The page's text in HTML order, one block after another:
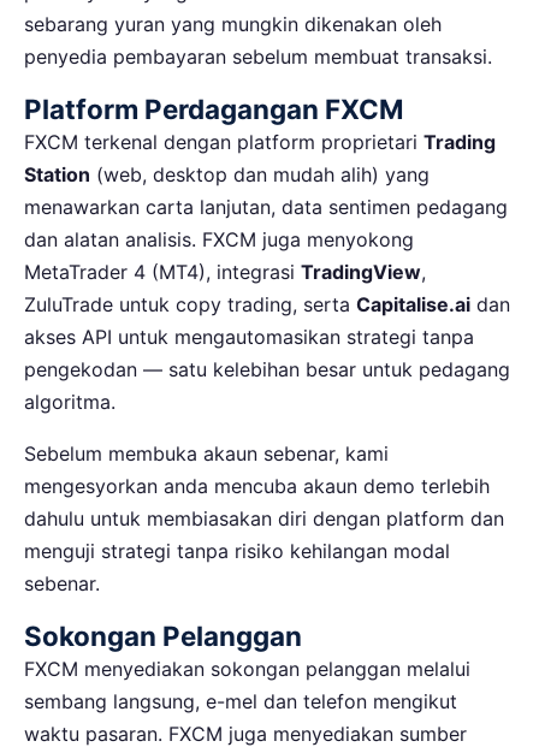
sebarang yuran yang mungkin dikenakan oleh
penyedia pembayaran sebelum membuat transaksi.
Platform Perdagangan FXCM
FXCM terkenal dengan platform proprietari Trading
Station (web, desktop dan mudah alih) yang
menawarkan carta lanjutan, data sentimen pedagang
dan alatan analisis. FXCM juga menyokong
MetaTrader 4 (MT4), integrasi TradingView,
ZuluTrade untuk copy trading, serta Capitalise.ai dan
akses API untuk mengautomasikan strategi tanpa
pengekodan — satu kelebihan besar untuk pedagang
algoritma.
Sebelum membuka akaun sebenar, kami
mengesyorkan anda mencuba akaun demo terlebih
dahulu untuk membiasakan diri dengan platform dan
menguji strategi tanpa risiko kehilangan modal
sebenar.
Sokongan Pelanggan
FXCM menyediakan sokongan pelanggan melalui
sembang langsung, e-mel dan telefon mengikut
waktu pasaran. FXCM juga menyediakan sumber